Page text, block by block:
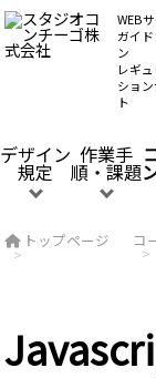
WEB
ガイド
ン
レギ
ション
ト
デザイン
規定
作業手
順・課題
トップページ コ